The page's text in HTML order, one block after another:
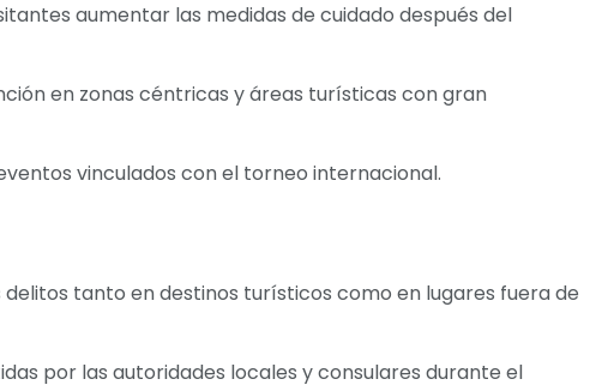
aumentar las medidas de cuidado después del
en zonas céntricas y áreas turísticas con gran
vinculados con el torneo internacional.
tanto en destinos turísticos como en lugares fuera de
por las autoridades locales y consulares durante el